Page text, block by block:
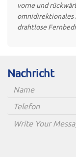
vorne und
omnidirektionales
drahtlose
Nachricht